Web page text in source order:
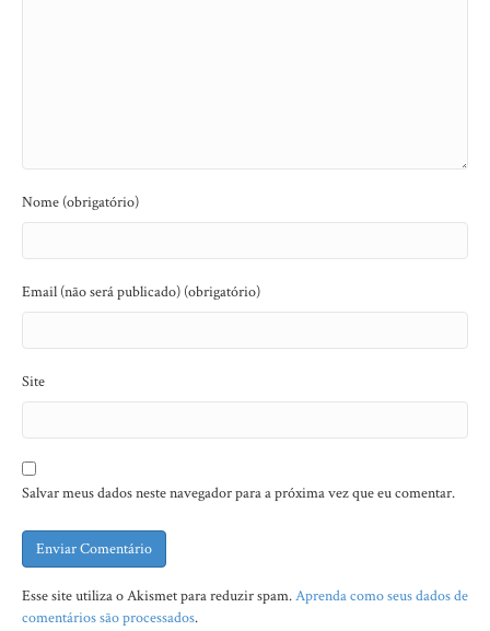
Nome (obrigatório)
Email (não será publicado) (obrigatório)
Site
Salvar meus dados neste navegador para a próxima vez que eu comentar.
Esse site utiliza o Akismet para reduzir spam.Aprenda como seus dados de
comentários são processados.